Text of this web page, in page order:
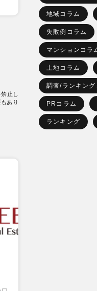
止し
あり
地域コラム
失敗例コラム
マンションコラ
土地コラム
調査/ランキング
PRコラム
ランキング